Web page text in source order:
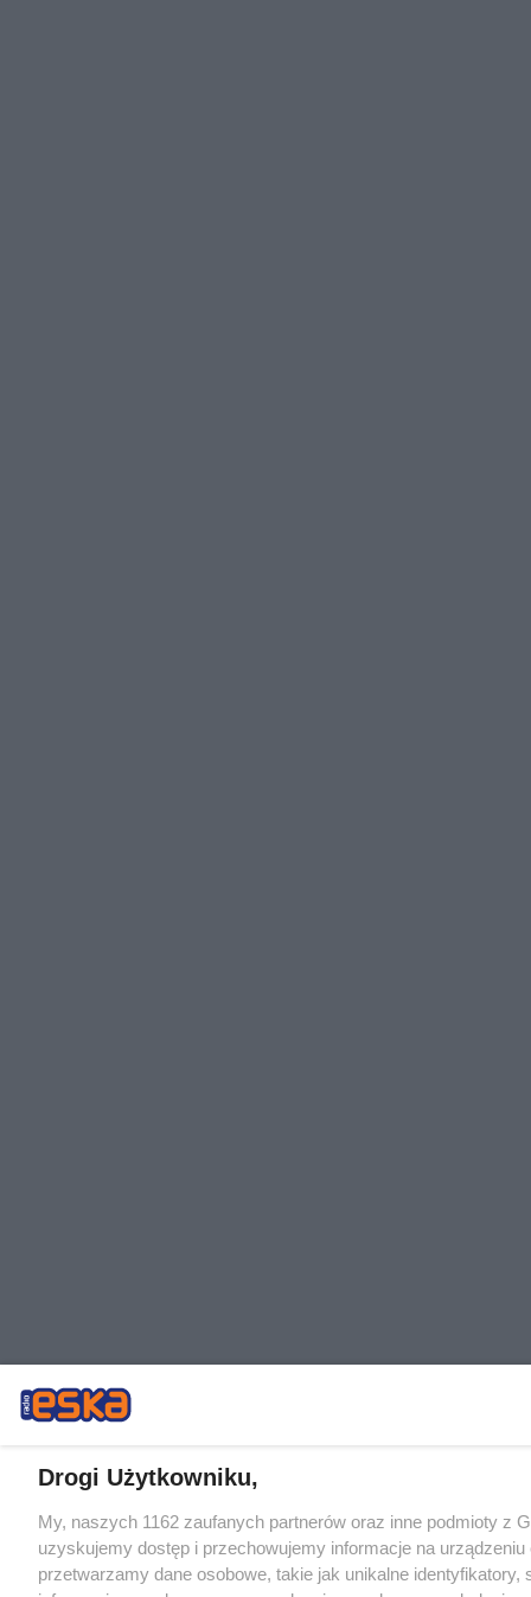
Drogi Użytkowniku,
My, naszych 1162 zaufanych partnerów oraz inne podmioty z
uzyskujemy dostęp i przechowujemy informacje na urządzeniu
przetwarzamy dane osobowe, takie jak unikalne identyfikatory,